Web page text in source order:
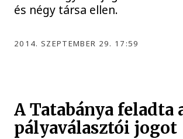
és négy társa ellen.
2014. SZEPTEMBER 29. 17:59
A Tatabánya feladta
pályaválasztói jogot